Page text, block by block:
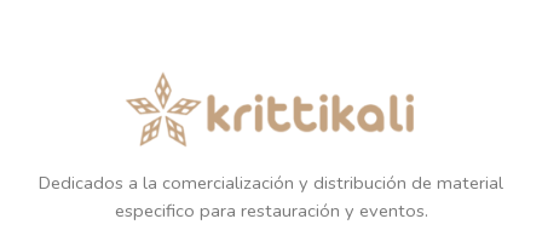
Dedicados a la comercialización y distribución de material
especifico para restauración y eventos.